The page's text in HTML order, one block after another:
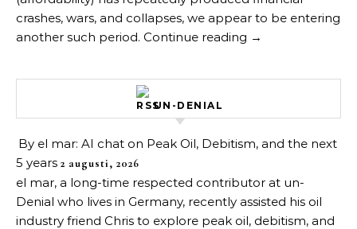
crashes, wars, and collapses, we appear to be entering
another such period. Continue reading →
UN-DENIAL
By el mar: AI chat on Peak Oil, Debitism, and the next
5 years 2 augusti, 2026
el mar, a long-time respected contributor at un-
Denial who lives in Germany, recently assisted his oil
industry friend Chris to explore peak oil, debitism, and